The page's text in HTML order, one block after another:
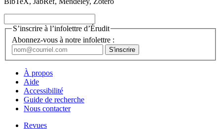
S’inscrire à l’infolettre d’Érudit
Abonnez-vous à notre infolettre :
À propos
Aide
Accessibilité
Guide de recherche
Nous contacter
Revues